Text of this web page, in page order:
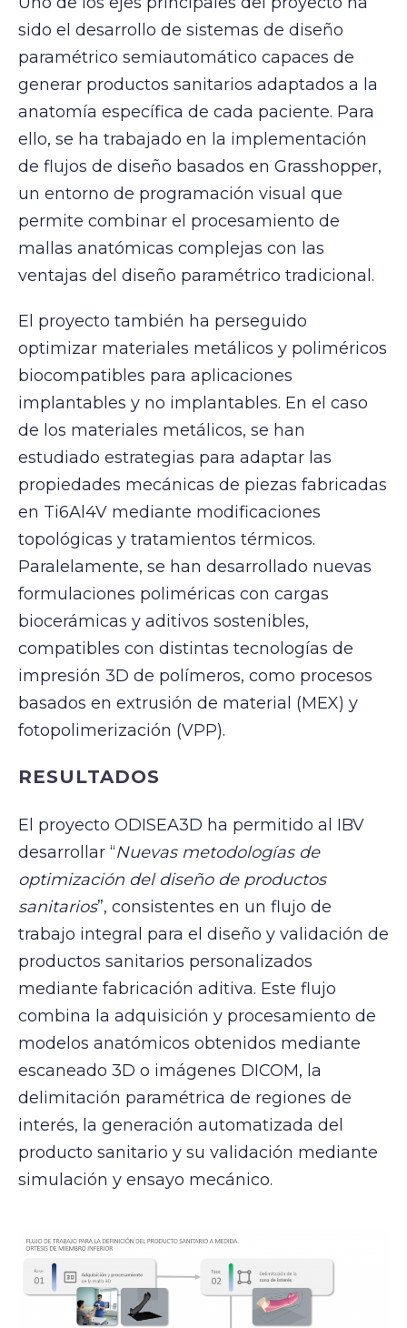
sido el desarrollo de sistemas de diseño
paramétrico semiautomático capaces de
generar productos sanitarios adaptados a la
anatomía específica de cada paciente. Para
ello, se ha trabajado en la implementación
de flujos de diseño basados en Grasshopper,
un entorno de programación visual que
permite combinar el procesamiento de
mallas anatómicas complejas con las
ventajas del diseño paramétrico tradicional.
El proyecto también ha perseguido
optimizar materiales metálicos y poliméricos
biocompatibles para aplicaciones
implantables y no implantables. En el caso
de los materiales metálicos, se han
estudiado estrategias para adaptar las
propiedades mecánicas de piezas fabricadas
en Ti6Al4V mediante modificaciones
topológicas y tratamientos térmicos.
Paralelamente, se han desarrollado nuevas
formulaciones poliméricas con cargas
biocerámicas y aditivos sostenibles,
compatibles con distintas tecnologías de
impresión 3D de polímeros, como procesos
basados en extrusión de material (MEX) y
fotopolimerización (VPP).
RESULTADOS
El proyecto ODISEA3D ha permitido al IBV
desarrollar “Nuevas metodologías de
optimización del diseño de productos
sanitarios”, consistentes en un flujo de
trabajo integral para el diseño y validación de
productos sanitarios personalizados
mediante fabricación aditiva. Este flujo
combina la adquisición y procesamiento de
modelos anatómicos obtenidos mediante
escaneado 3D o imágenes DICOM, la
delimitación paramétrica de regiones de
interés, la generación automatizada del
producto sanitario y su validación mediante
simulación y ensayo mecánico.